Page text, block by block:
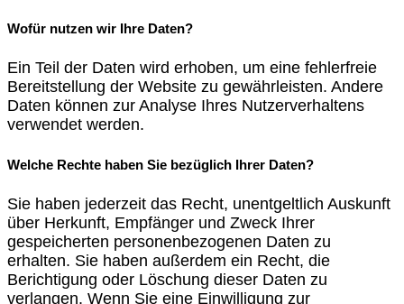
Wofür nutzen wir Ihre Daten?
Ein Teil der Daten wird erhoben, um eine fehlerfreie
Bereitstellung der Website zu gewährleisten. Andere
Daten können zur Analyse Ihres Nutzerverhaltens
verwendet werden.
Welche Rechte haben Sie bezüglich Ihrer Daten?
Sie haben jederzeit das Recht, unentgeltlich Auskunft
über Herkunft, Empfänger und Zweck Ihrer
gespeicherten personenbezogenen Daten zu
erhalten. Sie haben außerdem ein Recht, die
Berichtigung oder Löschung dieser Daten zu
verlangen. Wenn Sie eine Einwilligung zur